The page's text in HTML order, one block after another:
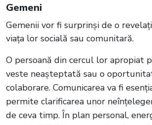
Gemeni
Gemenii vor fi surprinși de o
viața lor socială sau comunitară.
O persoană din cercul lor apropiat
veste neașteptată sau o
colaborare. Comunicarea va fi
permite clarificarea unor
de ceva timp. În plan personal,